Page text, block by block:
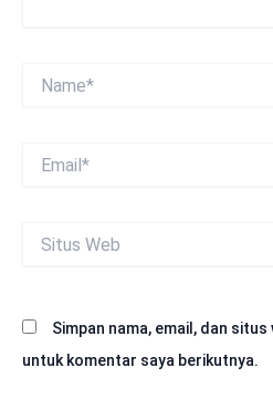
Web
Simpan nama, email, dan
untuk komentar saya berikutnya.